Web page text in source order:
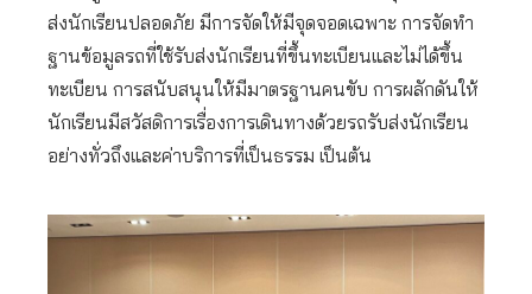
ส่งนักเรียนปลอดภัย มีการจัดให้มีจุดจอดเฉพาะ การจัดทำ
ฐานข้อมูลรถที่ใช้รับส่งนักเรียนที่ขึ้นทะเบียนและไม่ได้ขึ้น
ทะเบียน การสนับสนุนให้มีมาตรฐานคนขับ การผลักดันให้
นักเรียนมีสวัสดิการเรื่องการเดินทางด้วยรถรับส่งนักเรียน
อย่างทั่วถึงและค่าบริการที่เป็นธรรม เป็นต้น